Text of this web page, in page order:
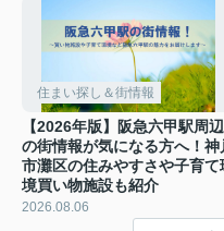
住まい探し＆街情報
【2026年版】阪急六甲駅周辺
の街情報が気になる方へ！神
市灘区の住みやすさや子育て
境買い物施設も紹介
2026.08.06